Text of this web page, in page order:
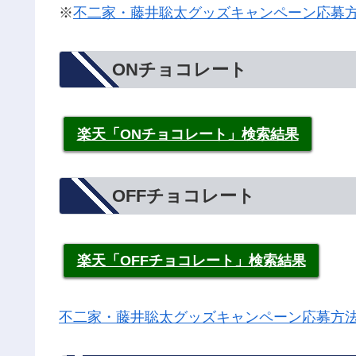
※不二家・藤井聡太グッズキャンペーン応募
ONチョコレート
楽天「ONチョコレート」検索結果
OFFチョコレート
楽天「OFFチョコレート」検索結果
不二家・藤井聡太グッズキャンペーン応募方